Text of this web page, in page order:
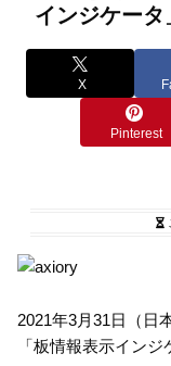
インジケータ
X
Pinterest
2021年3月31日（日
「板情報表示イン